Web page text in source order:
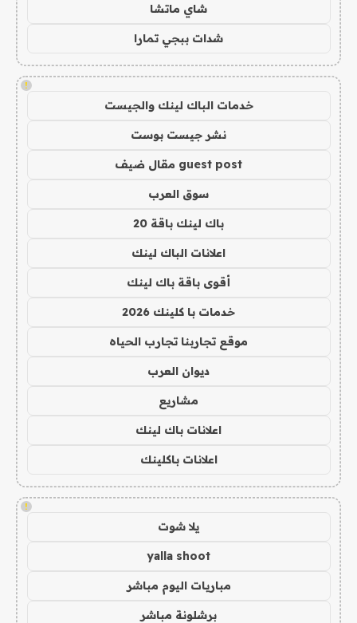
شاي ماتشا
شدات ببجي تمارا
!
خدمات الباك لينك والجيست
نشر جيست بوست
guest post مقال ضيف
سوق العرب
باك لينك باقة 20
اعلانات الباك لينك
أقوى باقة باك لينك
خدمات با كلينك 2026
موقع تجاربنا تجارب الحياه
ديوان العرب
مشاريع
اعلانات باك لينك
اعلانات باكلينك
!
يلا شوت
yalla shoot
مباريات اليوم مباشر
برشلونة مباشر